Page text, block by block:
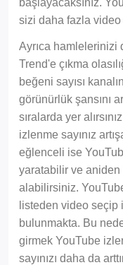
başlayacaksınız.
sizi daha fazla
Ayrıca hamlelerinizi
Trend'e çıkma
beğeni sayısı
görünürlük şansını
sıralarda yer
izlenme sayınız
eğlenceli ise
yaratabilir ve
alabilirsiniz.
listeden video seçip
bulunmakta. Bu
girmek YouTube
sayınızı daha da